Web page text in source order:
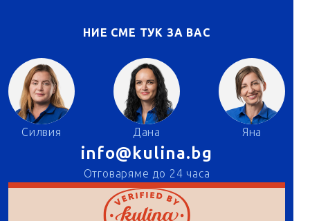
НИЕ СМЕ ТУК ЗА ВАС
Силвия Дана Яна
info@kulina.bg
Отговаряме до 24 часа